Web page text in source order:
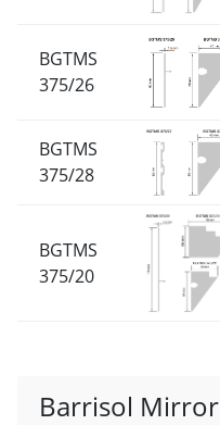
BGTMS
375/26
BGTMS
375/28
BGTMS
375/20
Barrisol Mirror